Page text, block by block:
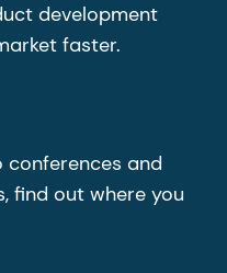
development
faster.
and
find out where you